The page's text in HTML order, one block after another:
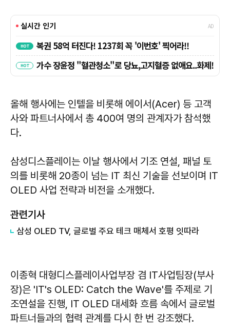
올해 행사에는 인텔을 비롯해 에이서(Acer) 등 고객
사와 파트너사에서 총 400여 명의 관계자가 참석했
다.
삼성디스플레이는 이날 행사에서 기조 연설, 패널 토
의를 비롯해 20종이 넘는 IT 최신 기술을 선보이며 IT
OLED 사업 전략과 비전을 소개했다.
관련기사
삼성 OLED TV, 글로벌 주요 테크 매체서 호평 잇따라
이종혁 대형디스플레이사업부장 겸 IT사업팀장(부사
장)은 'IT's OLED: Catch the Wave'를 주제로 기
조연설을 진행, IT OLED 대세화 흐름 속에서 글로벌
파트너들과의 협력 관계를 다시 한 번 강조했다.